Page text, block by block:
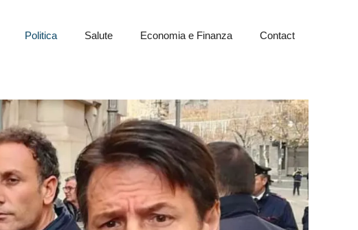
Politica Salute Economia e Finanza Contact